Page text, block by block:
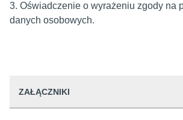
3. Oświadczenie o wyrażeniu zgody na
danych osobowych.
ZAŁĄCZNIKI